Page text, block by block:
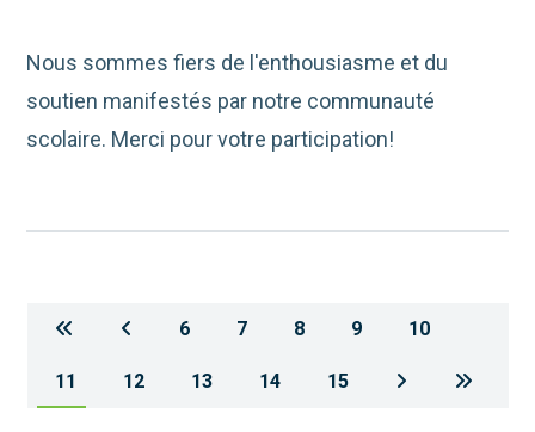
Nous sommes fiers de l'enthousiasme et du
soutien manifestés par notre communauté
scolaire. Merci pour votre participation!
6 7 8 9 10
11 12 13 14 15